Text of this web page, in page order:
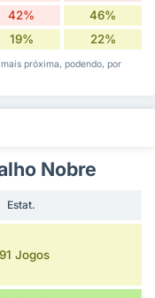
42% 46%
19% 22%
próxima, podendo, por
Nobre
Estat.
Jogos